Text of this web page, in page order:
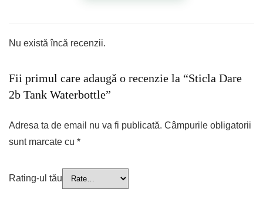
Nu există încă recenzii.
Fii primul care adaugă o recenzie la “Sticla Dare
2b Tank Waterbottle”
Adresa ta de email nu va fi publicată. Câmpurile obligatorii
sunt marcate cu *
Rating-ul tău